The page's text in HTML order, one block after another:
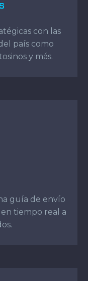
con las
país como
y más.
guía de envío
tiempo real a